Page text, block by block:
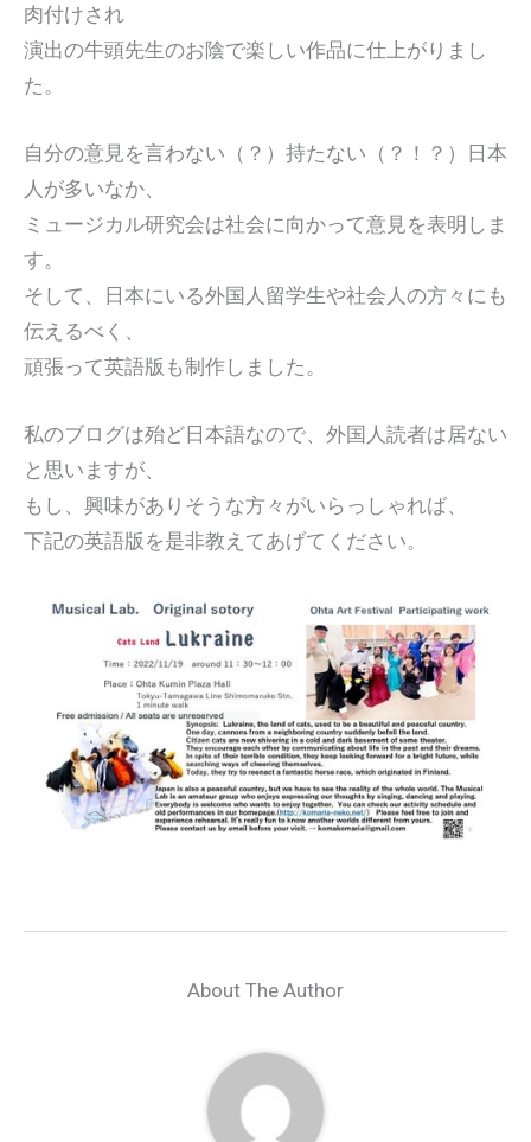
肉付けされ
演出の牛頭先生のお陰で楽しい作品に仕上がりまし
た。
自分の意見を言わない（？）持たない（？！？）日本
人が多いなか、
ミュージカル研究会は社会に向かって意見を表明しま
す。
そして、日本にいる外国人留学生や社会人の方々にも
伝えるべく、
頑張って英語版も制作しました。
私のブログは殆ど日本語なので、外国人読者は居ない
と思いますが、
もし、興味がありそうな方々がいらっしゃれば、
下記の英語版を是非教えてあげてください。
About The Author